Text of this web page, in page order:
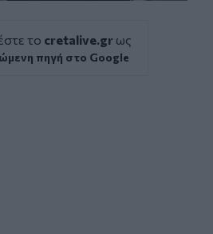
το cretalive.gr ως
πηγή στο Google